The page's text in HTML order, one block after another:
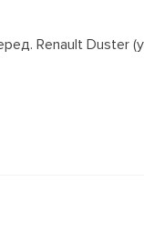
Renault Duster